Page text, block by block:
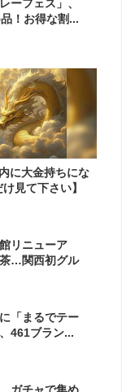
ーフェス」、
！お得な割...
に大金持ちにな
見て下さい】
リニューア
…関西初グル
「まるでテー
461ブラン...